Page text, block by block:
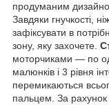
продуманим
Завдяки гнучкості,
зафіксувати в
зону, яку захочете.
моторчиками — по
малюнків і 3 рівня
перемикаються
пальцем. За рахунок